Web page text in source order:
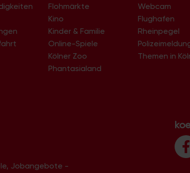
Flohmärkte
Kino
Kinder & Familie
Online-Spiele
Kölner Zoo
Phantasialand
Webcam
Flughafen
Rheinpegel
Themen in
Jobangebote -